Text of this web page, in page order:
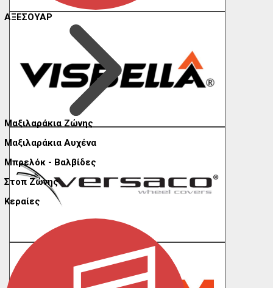
ΑΞΕΣΟΥΑΡ
Μαξιλαράκια Ζώνης
Μαξιλαράκια Αυχένα
Μπρελόκ - Βαλβίδες
Στοπ Ζώνης
Κεραίες